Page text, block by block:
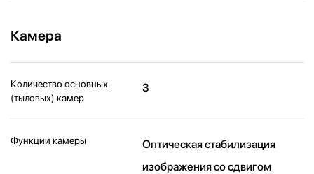
Камера
Количество основных
(тыловых) камер
3
Функции камеры
Оптическая стабилизация
изображения со сдвигом